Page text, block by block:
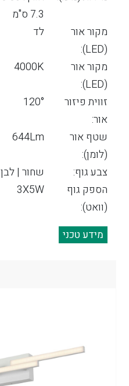
7.3 ס"מ
מקור אור
(LED):
לד
מקור אור
(LED):
4000K
זווית פיזור
אור:
120°
שטף אור
(לומן):
644Lm
צבע גוף:
שחור | לבן
הספק גוף
(וואט):
3X5W
מידע טכני